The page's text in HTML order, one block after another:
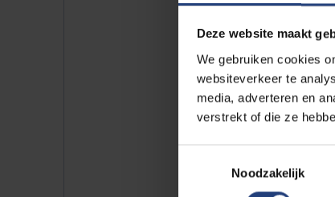
Deze website maakt
We gebruiken cookies
websiteverkeer te
media, adverteren en
verstrekt of die ze
Noodzakelijk
Nog voor de
innovatiecentrum met
Dat ‘Innovation Centre 3Rs
naar in-vitromethoden
In Brussel zijn 5
onderzoek met
maar ook met de